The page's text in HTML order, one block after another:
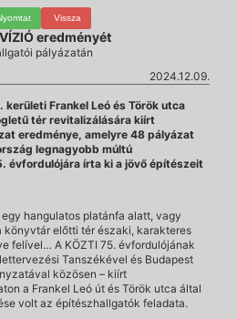
Vissza
eredményét
pályázatán
2024.12.09.
Frankel Leó és Török utca
tér revitalizálására kiírt
eredménye, amelyre 48 pályázat
legnagyobb múltú
évfordulójára írta ki a jövő építészeit
hangulatos platánfa alatt, vagy
könyvtár előtti tér északi, karakteres
felível… A KÖZTI 75. évfordulójának
Tanszékével és Budapest
közösen – kiírt
a Frankel Leó út és Török utca által
volt az építészhallgatók feladata.